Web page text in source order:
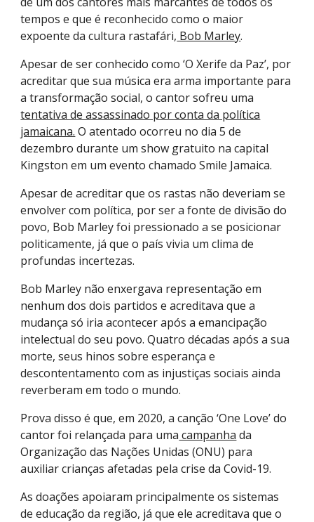
tempos e que é reconhecido como o maior
expoente da cultura rastafári, Bob Marley.
Apesar de ser conhecido como ‘O Xerife da Paz’, por
acreditar que sua música era arma importante para
a transformação social, o cantor sofreu uma
tentativa de assassinado por conta da política
jamaicana. O atentado ocorreu no dia 5 de
dezembro durante um show gratuito na capital
Kingston em um evento chamado Smile Jamaica.
Apesar de acreditar que os rastas não deveriam se
envolver com política, por ser a fonte de divisão do
povo, Bob Marley foi pressionado a se posicionar
politicamente, já que o país vivia um clima de
profundas incertezas.
Bob Marley não enxergava representação em
nenhum dos dois partidos e acreditava que a
mudança só iria acontecer após a emancipação
intelectual do seu povo. Quatro décadas após a sua
morte, seus hinos sobre esperança e
descontentamento com as injustiças sociais ainda
reverberam em todo o mundo.
Prova disso é que, em 2020, a canção ‘One Love’ do
cantor foi relançada para uma campanha da
Organização das Nações Unidas (ONU) para
auxiliar crianças afetadas pela crise da Covid-19.
As doações apoiaram principalmente os sistemas
de educação da região, já que ele acreditava que o